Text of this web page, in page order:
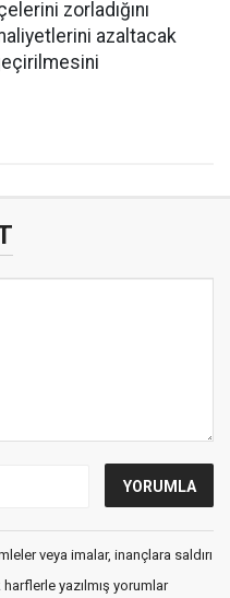
zorladığını
azaltacak
veya imalar, inançlara saldırı
yazılmış yorumlar